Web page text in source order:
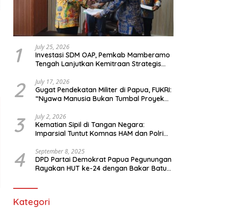
1 July 25, 2026
Investasi SDM OAP, Pemkab Mamberamo
Tengah Lanjutkan Kemitraan Strategis
2 July 17, 2026
Gugat Pendekatan Militer di Papua, FUKRI:
“Nyawa Manusia Bukan Tumbal Proyek
3 July 2, 2026
Kematian Sipil di Tangan Negara:
Imparsial Tuntut Komnas HAM dan Polri
4 September 8, 2025
DPD Partai Demokrat Papua Pegunungan
Rayakan HUT ke-24 dengan Bakar Batu
Kategori